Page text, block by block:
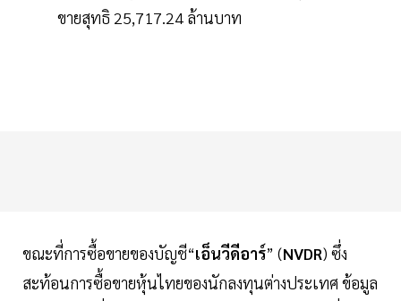
ขายสุทธิ 25,717.24 ล้านบาท
ขณะที่การซื้อขายของบัญชี“เอ็นวีดีอาร์” (NVDR) ซึ่ง
สะท้อนการซื้อขายหุ้นไทยของนักลงทุนต่างประเทศ ข้อมูล